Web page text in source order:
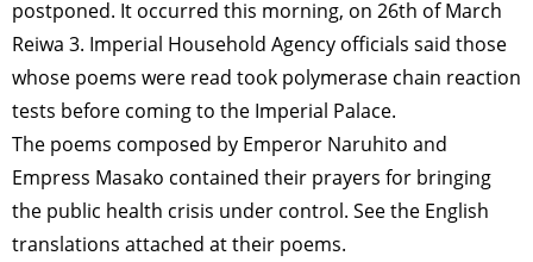
postponed. It occurred this morning, on 26th of March
Reiwa 3. Imperial Household Agency officials said those
whose poems were read took polymerase chain reaction
tests before coming to the Imperial Palace.
The poems composed by Emperor Naruhito and
Empress Masako contained their prayers for bringing
the public health crisis under control. See the English
translations attached at their poems.